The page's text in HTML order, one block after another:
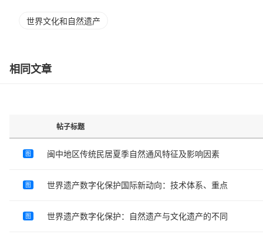
世界文化和自然遗产
相同文章
帖子标题
图 闽中地区传统民居夏季自然通风特征及影响因素
图 世界遗产数字化保护国际新动向：技术体系、重点
图 世界遗产数字化保护：自然遗产与文化遗产的不同